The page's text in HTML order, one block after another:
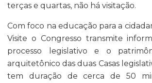
terças e quartas, não há visitação.
Com foco na educação para a
Visite o Congresso transmite
processo legislativo e o
arquitetônico das duas Casas
tem duração de cerca de 50